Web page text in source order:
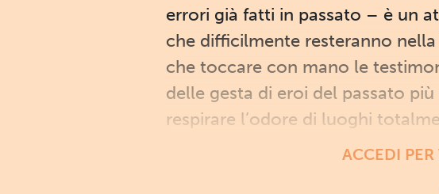
errori già fatti in passato – è un
che difficilmente resteranno
che toccare con mano le
delle gesta di eroi del passato
respirare l’odore di luoghi
ACCEDI